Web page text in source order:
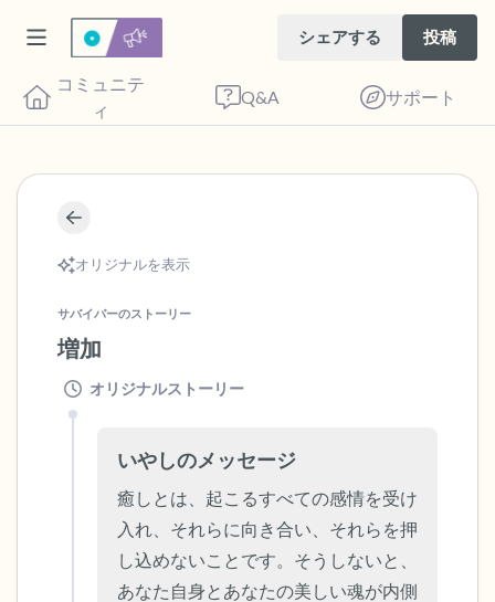
シェアする 投稿
コミュニテ
ィ
Q&A サポート
オリジナルを表示
サバイバーのストーリー
増加
オリジナルストーリー
いやしのメッセージ
癒しとは、起こるすべての感情を受け
入れ、それらに向き合い、それらを押
し込めないことです。そうしないと、
あなた自身とあなたの美しい魂が内側
目を軽く閉じて、深呼吸を数回します。鼻
から息を吸い（3つ数え）、口から息を吐
きます（3つ数え）。さあ、目を開けて周
出して言ってみてください。
見えるもの5つ（部屋の中と窓の外を見る
ことができます）
感じるもの4つ（目の前にあるもので触れ
るものは何ですか？）